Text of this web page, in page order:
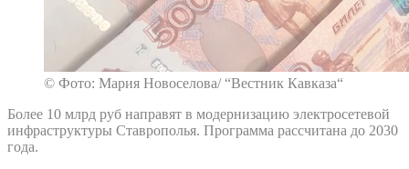
© Фото: Мария Новоселова/ “Вестник Кавказа“
Более 10 млрд руб направят в модернизацию электросетевой
инфраструктуры Ставрополья. Программа рассчитана до 2030
года.